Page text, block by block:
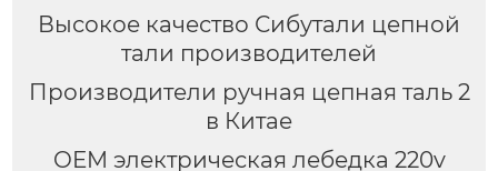
Высокое качество Сибутали цепной
тали производителей
Производители ручная цепная таль 2
в Китае
OEM электрическая лебедка 220v